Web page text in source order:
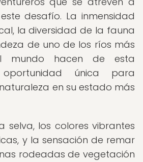
desafío. La inmensidad
la diversidad de la fauna
de uno de los ríos más
mundo hacen de esta
única para
en su estado más
selva, los colores vibrantes
y la sensación de remar
rodeadas de vegetación